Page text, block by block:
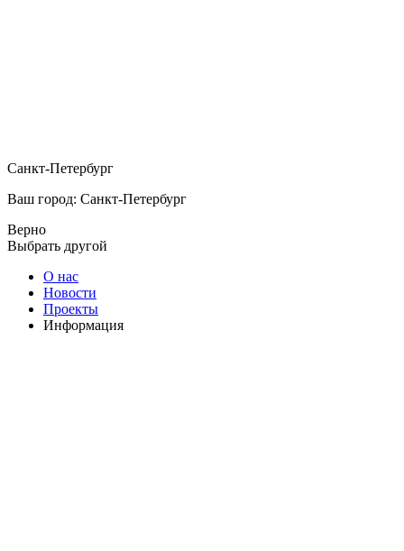
Санкт-Петербург
Ваш город: Санкт-Петербург
Верно
Выбрать другой
О нас
Новости
Проекты
Информация